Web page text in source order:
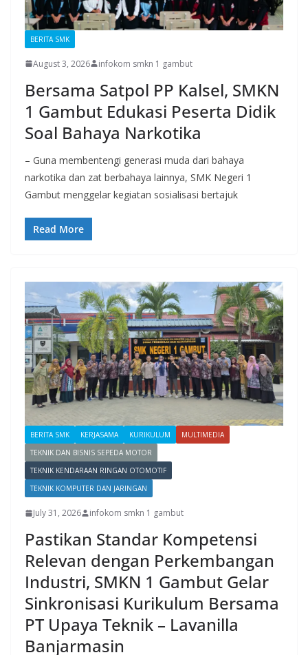
BERITA SMK
August 3, 2026 infokom smkn 1 gambut
Bersama Satpol PP Kalsel, SMKN
1 Gambut Edukasi Peserta Didik
Soal Bahaya Narkotika
– Guna membentengi generasi muda dari bahaya
narkotika dan zat berbahaya lainnya, SMK Negeri 1
Gambut menggelar kegiatan sosialisasi bertajuk
Read More
BERITA SMK KERJASAMA KURIKULUM
MULTIMEDIA
TEKNIK DAN BISNIS SEPEDA MOTOR
TEKNIK KENDARAAN RINGAN OTOMOTIF
TEKNIK KOMPUTER DAN JARINGAN
July 31, 2026 infokom smkn 1 gambut
Pastikan Standar Kompetensi
Relevan dengan Perkembangan
Industri, SMKN 1 Gambut Gelar
Sinkronisasi Kurikulum Bersama
PT Upaya Teknik – Lavanilla
Banjarmasin